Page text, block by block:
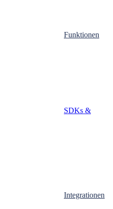
Funktionen
SDKs &
Integrationen